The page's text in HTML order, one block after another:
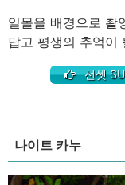
일몰을 배경으로 촬
답고 평생의 추억이
선셋
나이트 카누